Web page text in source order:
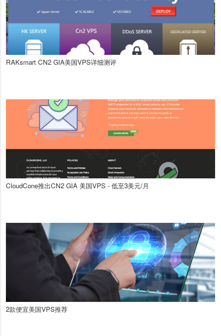
RAKsmart CN2 GIA美国VPS详细测评
CloudCone推出CN2 GIA 美国VPS - 低至3美元/月
2款便宜美国VPS推荐